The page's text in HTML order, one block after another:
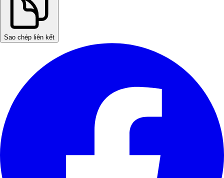
Sao chép liên kết